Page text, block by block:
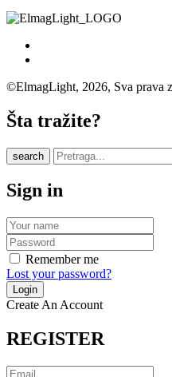
©ElmagLight, 2026, Sva prava
Šta tražite?
search
Sign in
Remember me
Lost your password?
Create An Account
REGISTER